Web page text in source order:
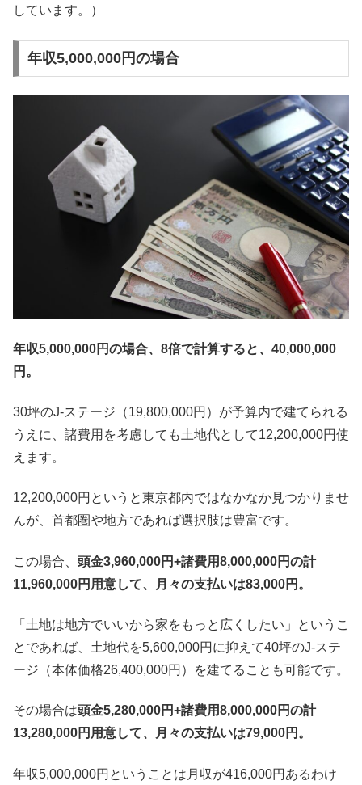
しています。）
年収5,000,000円の場合
年収5,000,000円の場合、8倍で計算すると、40,000,000
円。
30坪のJ-ステージ（19,800,000円）が予算内で建てられる
うえに、諸費用を考慮しても土地代として12,200,000円使
えます。
12,200,000円というと東京都内ではなかなか見つかりませ
んが、首都圏や地方であれば選択肢は豊富です。
この場合、 頭金3,960,000円+諸費用8,000,000円の計
11,960,000円用意して、月々の支払いは83,000円。
「土地は地方でいいから家をもっと広くしたい」というこ
とであれば、土地代を5,600,000円に抑えて40坪のJ-ステ
ージ（本体価格26,400,000円）を建てることも可能です。
その場合は頭金5,280,000円+諸費用8,000,000円の計
13,280,000円用意して、月々の支払いは79,000円。
年収5,000,000円ということは月収が416,000円あるわけ